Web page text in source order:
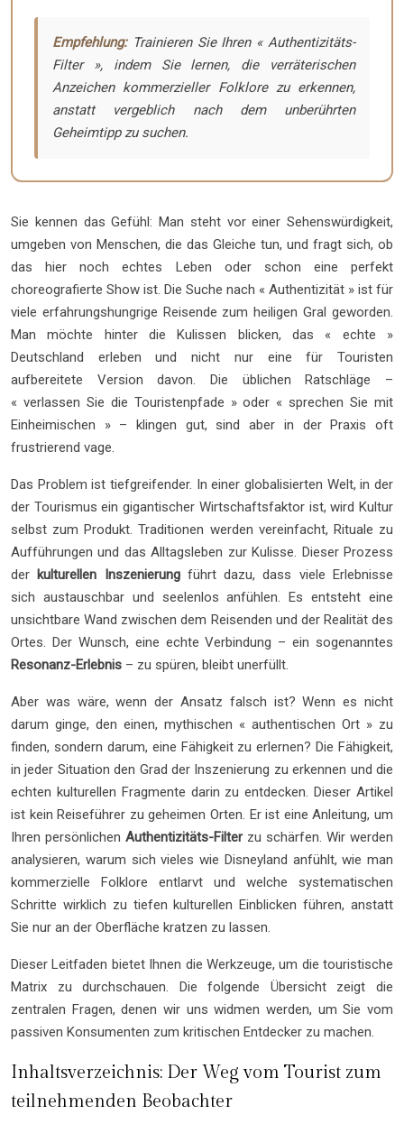
Empfehlung:Trainieren Sie Ihren « Authentizitäts-
Filter », indem Sie lernen, die verräterischen
Anzeichen kommerzieller Folklore zu erkennen,
anstatt vergeblich nach dem unberührten
Geheimtipp zu suchen.
Sie kennen das Gefühl: Man steht vor einer Sehenswürdigkeit,
umgeben von Menschen, die das Gleiche tun, und fragt sich, ob
das hier noch echtes Leben oder schon eine perfekt
choreografierte Show ist. Die Suche nach « Authentizität » ist für
viele erfahrungshungrige Reisende zum heiligen Gral geworden.
Man möchte hinter die Kulissen blicken, das « echte »
Deutschland erleben und nicht nur eine für Touristen
aufbereitete Version davon. Die üblichen Ratschläge –
« verlassen Sie die Touristenpfade » oder « sprechen Sie mit
Einheimischen » – klingen gut, sind aber in der Praxis oft
frustrierend vage.
Das Problem ist tiefgreifender. In einer globalisierten Welt, in der
der Tourismus ein gigantischer Wirtschaftsfaktor ist, wird Kultur
selbst zum Produkt. Traditionen werden vereinfacht, Rituale zu
Aufführungen und das Alltagsleben zur Kulisse. Dieser Prozess
der kulturellen Inszenierungführt dazu, dass viele Erlebnisse
sich austauschbar und seelenlos anfühlen. Es entsteht eine
unsichtbare Wand zwischen dem Reisenden und der Realität des
Ortes. Der Wunsch, eine echte Verbindung – ein sogenanntes
Resonanz-Erlebnis – zu spüren, bleibt unerfüllt.
Aber was wäre, wenn der Ansatz falsch ist? Wenn es nicht
darum ginge, den einen, mythischen « authentischen Ort » zu
finden, sondern darum, eine Fähigkeit zu erlernen? Die Fähigkeit,
in jeder Situation den Grad der Inszenierung zu erkennen und die
echten kulturellen Fragmente darin zu entdecken. Dieser Artikel
ist kein Reiseführer zu geheimen Orten. Er ist eine Anleitung, um
Ihren persönlichen Authentizitäts-Filterzu schärfen. Wir werden
analysieren, warum sich vieles wie Disneyland anfühlt, wie man
kommerzielle Folklore entlarvt und welche systematischen
Schritte wirklich zu tiefen kulturellen Einblicken führen, anstatt
Sie nur an der Oberfläche kratzen zu lassen.
Dieser Leitfaden bietet Ihnen die Werkzeuge, um die touristische
Matrix zu durchschauen. Die folgende Übersicht zeigt die
zentralen Fragen, denen wir uns widmen werden, um Sie vom
passiven Konsumenten zum kritischen Entdecker zu machen.
Inhaltsverzeichnis: Der Weg vom Tourist zum
teilnehmenden Beobachter